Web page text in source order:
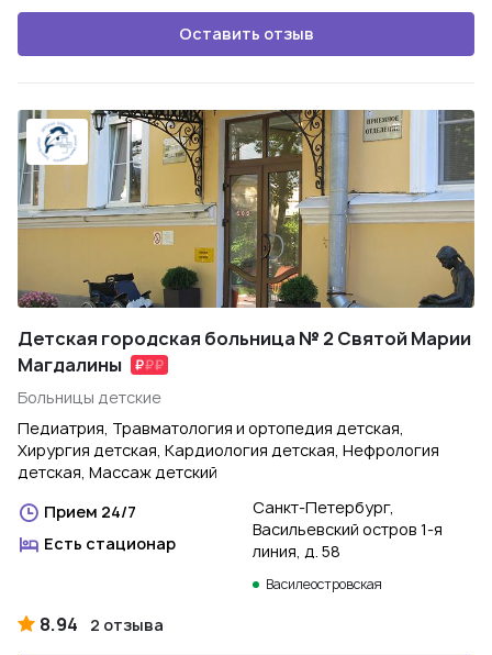
Оставить отзыв
Детская городская больница № 2 Святой Марии
Магдалины
Больницы детские
Педиатрия, Травматология и ортопедия детская,
Хирургия детская, Кардиология детская, Нефрология
детская, Массаж детский
Прием 24/7
Есть стационар
Санкт-Петербург,
Васильевский остров 1-я
линия, д. 58
Василеостровская
8.94 2 отзыва